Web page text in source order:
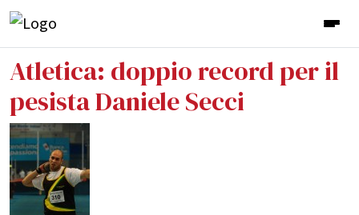
Atletica: doppio record per il
pesista Daniele Secci